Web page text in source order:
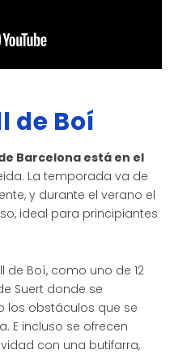
de Boí
Barcelona está en el
La temporada va de
y durante el verano el
ideal para principiantes
de Boí, como uno de 12
Suert donde se
los obstáculos que se
E incluso se ofrecen
con una butifarra,